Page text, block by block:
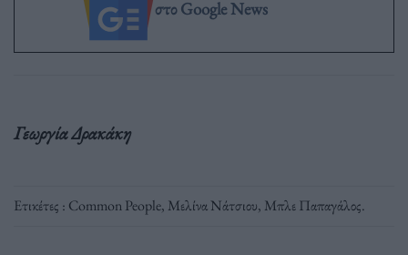
στο Google News
Γεωργία Δρακάκη
Ετικέτες : Common People, Μελίνα Νάτσιου, Μπλε Παπαγάλος.